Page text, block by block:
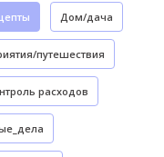
Дом/дача
путешествия
расходов